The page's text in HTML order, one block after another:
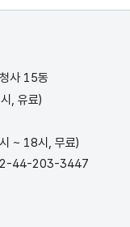
사 15동
, 유료)
~ 18시, 무료)
44-203-3447